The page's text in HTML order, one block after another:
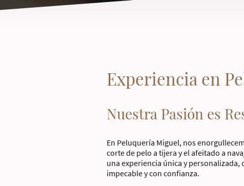
Experiencia en
Nuestra Pasión es
En Peluquería Miguel, nos
corte de pelo a tijera y el afeitado a
una experiencia única y
impecable y con confianza.